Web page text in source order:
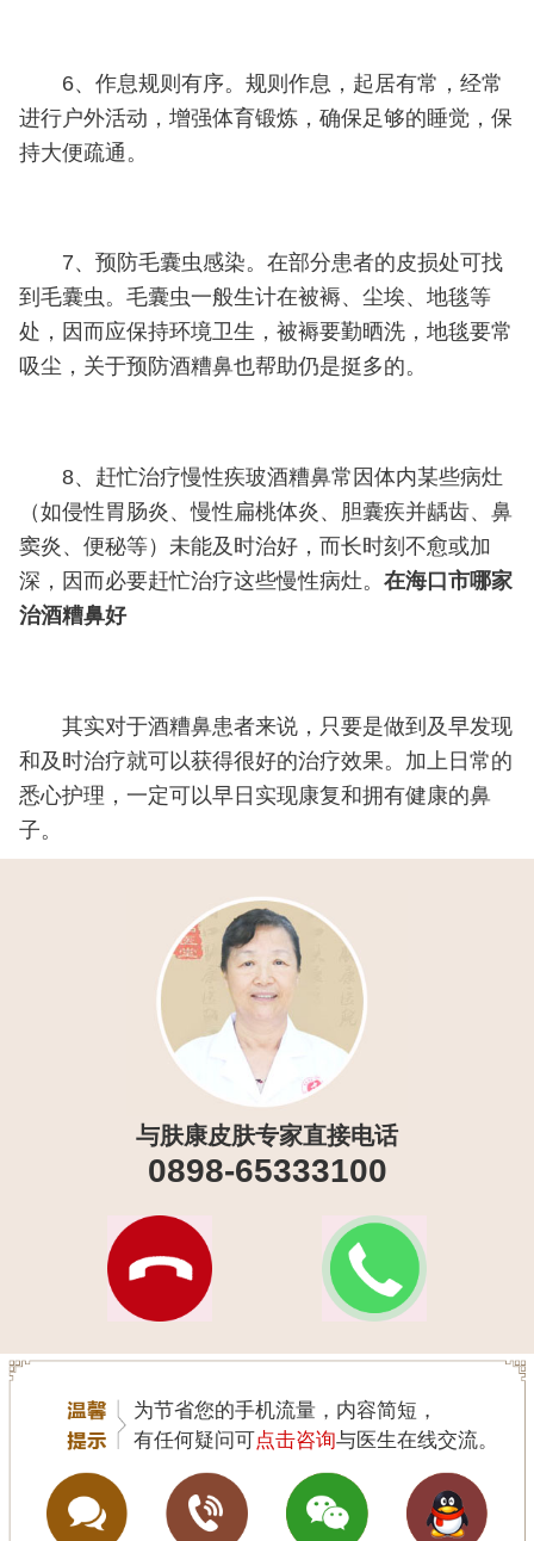
6、作息规则有序。规则作息，起居有常，经常
进行户外活动，增强体育锻炼，确保足够的睡觉，保
持大便疏通。
7、预防毛囊虫感染。在部分患者的皮损处可找
到毛囊虫。毛囊虫一般生计在被褥、尘埃、地毯等
处，因而应保持环境卫生，被褥要勤晒洗，地毯要常
吸尘，关于预防酒糟鼻也帮助仍是挺多的。
8、赶忙治疗慢性疾玻酒糟鼻常因体内某些病灶
（如侵性胃肠炎、慢性扁桃体炎、胆囊疾并龋齿、鼻
窦炎、便秘等）未能及时治好，而长时刻不愈或加
深，因而必要赶忙治疗这些慢性病灶。 在海口市哪家
治酒糟鼻好
其实对于酒糟鼻患者来说，只要是做到及早发现
和及时治疗就可以获得很好的治疗效果。加上日常的
悉心护理，一定可以早日实现康复和拥有健康的鼻
子。
与肤康皮肤专家直接电话
0898-65333100
为节省您的手机流量，内容简短，
有任何疑问可点击咨询与医生在线交流。